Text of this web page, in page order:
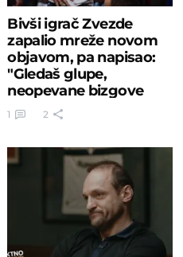
Bivši igrač Zvezde
zapalio mreže novom
objavom, pa napisao:
"Gledaš glupe,
neopevane bizgove
kako..."
1 2